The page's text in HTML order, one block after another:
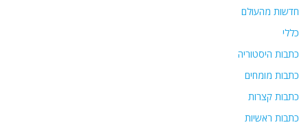
חדשות מהעולם
כללי
כתבות היסטוריה
כתבות מומחים
כתבות קצרות
כתבות ראשיות